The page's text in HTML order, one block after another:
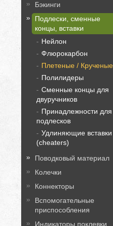
Бэкинги
Подлески, сменные
концы, вставки
Нейлон
Флюрокарбон
Плетеные / Крученые
Полилидеры
Сменные концы для
двуручников
Принадлежности для
подлесков
Удлиняющие вставки
(cheaters)
Поводковый материал
Колечки
Коннекторы
Вспомогательные
приспособления
Индикаторы поклевки